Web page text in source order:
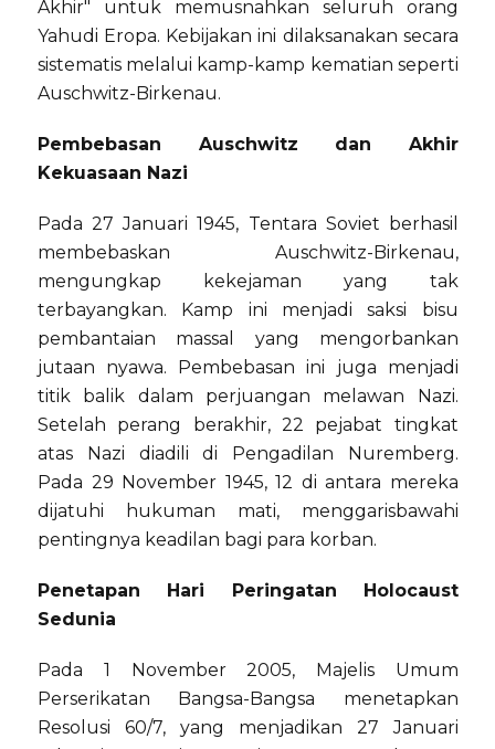
Akhir" untuk memusnahkan seluruh orang
Yahudi Eropa. Kebijakan ini dilaksanakan secara
sistematis melalui kamp-kamp kematian seperti
Auschwitz-Birkenau.
Pembebasan Auschwitz dan Akhir
Kekuasaan Nazi
Pada 27 Januari 1945, Tentara Soviet berhasil
membebaskan Auschwitz-Birkenau,
mengungkap kekejaman yang tak
terbayangkan. Kamp ini menjadi saksi bisu
pembantaian massal yang mengorbankan
jutaan nyawa. Pembebasan ini juga menjadi
titik balik dalam perjuangan melawan Nazi.
Setelah perang berakhir, 22 pejabat tingkat
atas Nazi diadili di Pengadilan Nuremberg.
Pada 29 November 1945, 12 di antara mereka
dijatuhi hukuman mati, menggarisbawahi
pentingnya keadilan bagi para korban.
Penetapan Hari Peringatan Holocaust
Sedunia
Pada 1 November 2005, Majelis Umum
Perserikatan Bangsa-Bangsa menetapkan
Resolusi 60/7, yang menjadikan 27 Januari